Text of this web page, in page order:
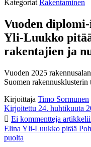
Kategoriat Rakentaminen
Vuoden
Yli-Luukko
rakentajien ja
Vuoden 2025
Suomen
Kirjoittaja Timo Sormunen
Kirjoitettu 24. huhtikuuta
Ei kommentteja
Elina Yli-Luukko pitää
puolta